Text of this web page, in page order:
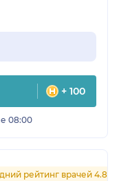
+ 100
08:00
рейтинг врачей 4.8